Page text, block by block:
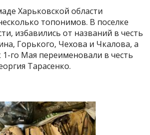
Харьковской области
топонимов. В поселке
избавились от названий в честь
Горького, Чехова и Чкалова, а
1-го Мая переименовали в честь
Тарасенко.